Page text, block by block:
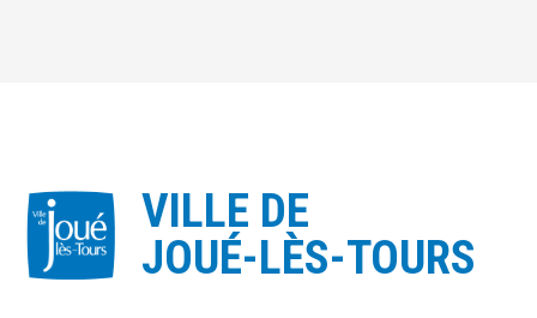
VILLE DE
JOUÉ-LÈS-TOURS